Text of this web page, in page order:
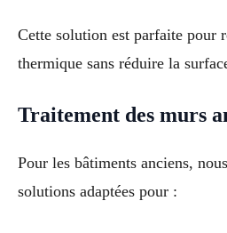
Cette solution est parfaite pour
thermique sans réduire la
Traitement des murs
Pour les bâtiments anciens,
solutions adaptées pour :